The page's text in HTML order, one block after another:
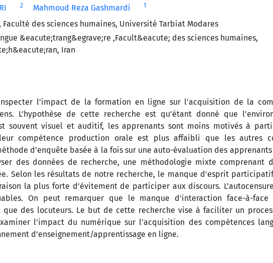
2 Mahmoud Reza Gashmardi 1
des sciences humaines, Université Tarbiat Modares
&eacute;trang&egrave;re ,Facult&eacute; des sciences humaines,
Iran
l’impact de la formation en ligne sur l'acquisition de la
L’hypothèse de cette recherche est qu’étant donné que
souvent visuel et auditif, les apprenants sont moins motivés à
compétence production orale est plus affaibli que les autres
d’enquête basée à la fois sur une auto-évaluation des
des données de recherche, une méthodologie mixte comprenant
Selon les résultats de notre recherche, le manque d'esprit
la plus forte d’évitement de participer aux discours.
On peut remarquer que le manque d'interaction face-à-
des locuteurs. Le but de cette recherche vise à faciliter un
l’impact du numérique sur l’acquisition des compétences
d’enseignement/apprentissage en ligne.